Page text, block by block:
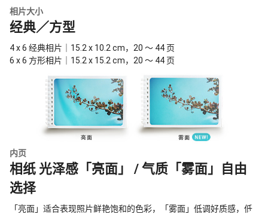
相片大小
经典／方型
4 x 6 经典相片｜15.2 x 10.2 cm，20 ～ 44 页
6 x 6 方形相片｜15.2 x 15.2 cm，20 ～ 44 页
内页
相纸 光泽感「亮面」 / 气质「雾面」自由
选择
「亮面」适合表现照片鲜艳饱和的色彩，「雾面」低调好质感，低